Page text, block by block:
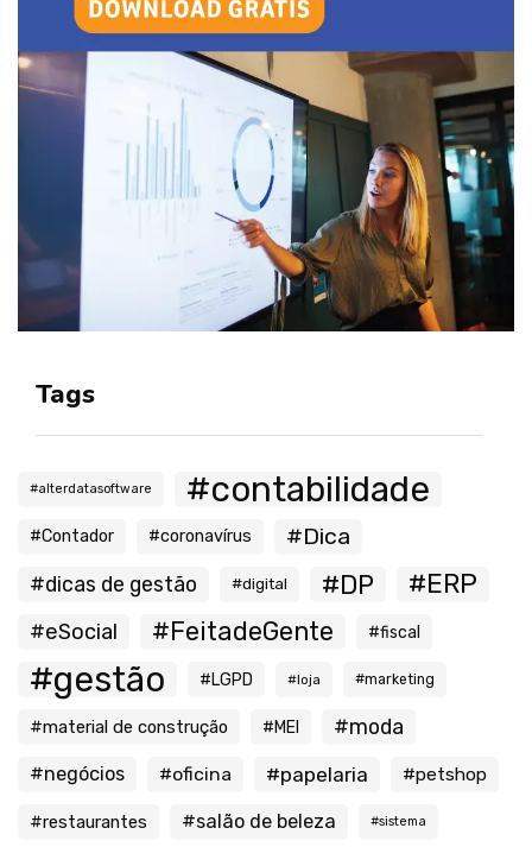
Tags
#alterdatasoftware #contabilidade
#Contador #coronavírus #Dica
#dicas de gestão #digital #DP #ERP
#eSocial #FeitadeGente #fiscal
#gestão #LGPD #loja #marketing
#material de construção #MEI #moda
#negócios #oficina #papelaria #petshop
#restaurantes #salão de beleza #sistema